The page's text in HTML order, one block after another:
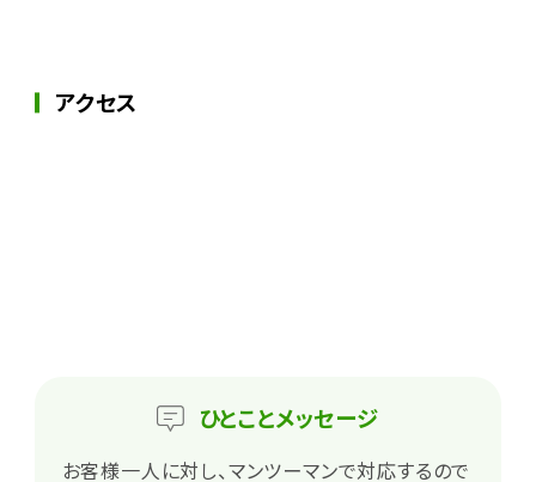
アクセス
ひとことメッセージ
お客様一人に対し、マンツーマンで対応するので